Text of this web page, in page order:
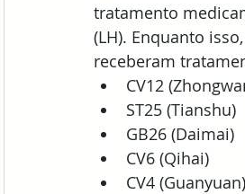
tratamento
(LH). Enquanto
receberam
CV12
ST25 (Tianshu)
GB26 (Daimai)
CV6 (Qihai)
CV4 (Guanyuan)